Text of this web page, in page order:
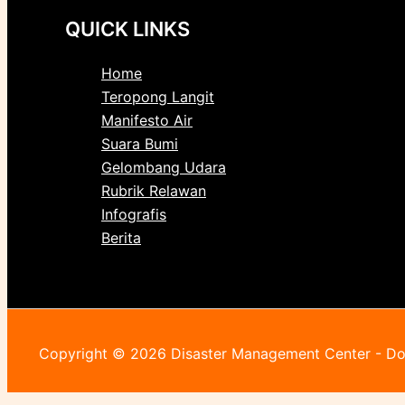
QUICK LINKS
Home
Teropong Langit
Manifesto Air
Suara Bumi
Gelombang Udara
Rubrik Relawan
Infografis
Berita
Copyright © 2026 Disaster Management Center -